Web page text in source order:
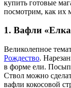
купить готовые
посмотрим, как их
1. Вафли
Великолепное
Рождество.
в форме ели.
Ствол можно
вафли кокосовой